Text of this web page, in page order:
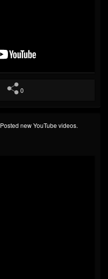
0
Posted new YouTube videos.